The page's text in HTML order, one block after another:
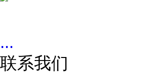
...
联系我们